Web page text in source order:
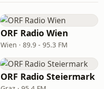
ORF Radio Wien
Wien · 89.9 - 95.3 FM
ORF Radio Steiermark